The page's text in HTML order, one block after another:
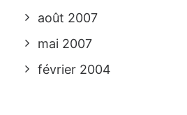
août 2007
mai 2007
février 2004